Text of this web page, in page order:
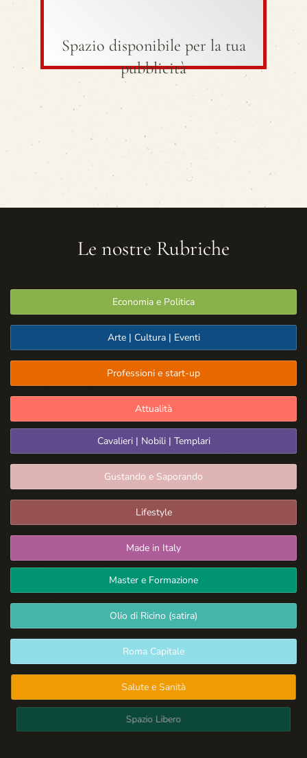
Spazio disponibile per la tua
pubblicità
Le nostre Rubriche
Economia e Politica
Arte | Cultura | Eventi
Professioni e start-up
Attualità
Cavalieri | Nobili | Templari
Gustando e Saporando
Lifestyle
Made in Italy
Master e Formazione
Olio di Ricino (satira)
Roma Capitale
Salute e Sanità
Spazio Libero